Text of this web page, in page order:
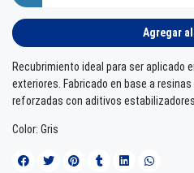
Agregar
Recubrimiento ideal para ser aplicado
exteriores. Fabricado en base a
reforzadas con aditivos
Color: Gris